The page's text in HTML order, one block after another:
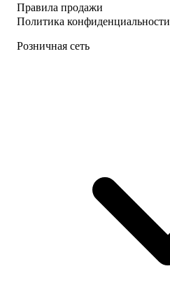
Правила продажи
Политика конфиденциальности
Розничная сеть